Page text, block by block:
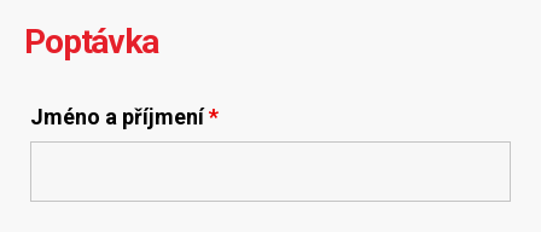
Poptávka
Jméno a příjmení*